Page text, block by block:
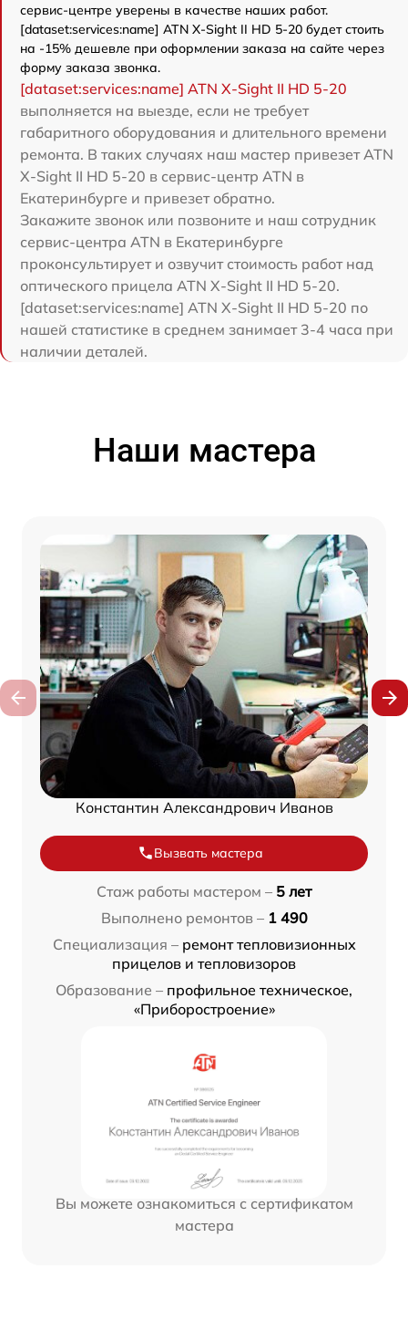
сервис-центре уверены в качестве наших работ.
[dataset:services:name] ATN X-Sight II HD 5-20 будет стоить
на -15% дешевле при оформлении заказа на сайте через
форму заказа звонка.
[dataset:services:name] ATN X-Sight II HD 5-20
выполняется на выезде, если не требует
габаритного оборудования и длительного времени
ремонта. В таких случаях наш мастер привезет ATN
X-Sight II HD 5-20 в сервис-центр ATN в
Екатеринбурге и привезет обратно.
Закажите звонок или позвоните и наш сотрудник
сервис-центра ATN в Екатеринбурге
проконсультирует и озвучит стоимость работ над
оптического прицела ATN X-Sight II HD 5-20.
[dataset:services:name] ATN X-Sight II HD 5-20 по
нашей статистике в среднем занимает 3-4 часа при
наличии деталей.
Наши мастера
Константин Александрович Иванов
Вызвать мастера
Стаж работы мастером – 5 лет
Выполнено ремонтов – 1 490
Специализация – ремонт тепловизионных
прицелов и тепловизоров
Образование – профильное техническое,
«Приборостроение»
Вы можете ознакомиться с сертификатом
мастера